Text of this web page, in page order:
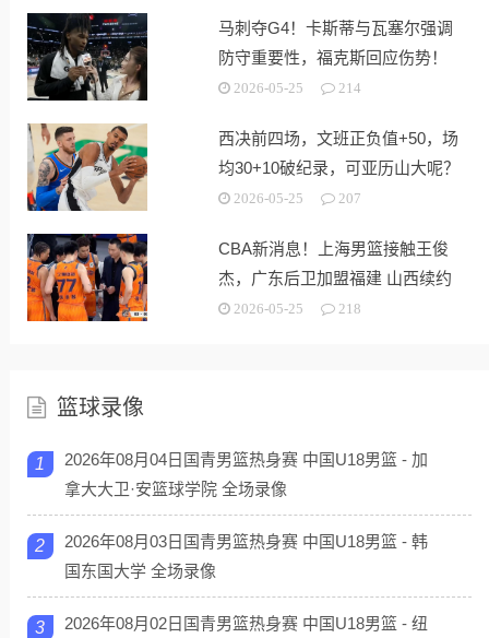
马刺夺G4！卡斯蒂与瓦塞尔强调
防守重要性，福克斯回应伤势！
2026-05-25 214
西决前四场，文班正负值+50，场
均30+10破纪录，可亚历山大呢？
2026-05-25 207
CBA新消息！上海男篮接触王俊
杰，广东后卫加盟福建 山西续约
潘江
2026-05-25 218
篮球录像
1
2026年08月04日国青男篮热身赛 中国U18男篮 - 加
拿大大卫·安篮球学院 全场录像
2
2026年08月03日国青男篮热身赛 中国U18男篮 - 韩
国东国大学 全场录像
3
2026年08月02日国青男篮热身赛 中国U18男篮 - 纽